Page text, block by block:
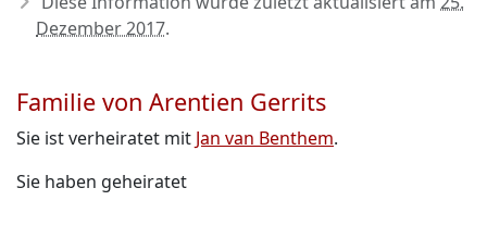
Dezember 2017.
Familie von Arentien Gerrits
Sie ist verheiratet mit Jan van Benthem.
Sie haben geheiratet